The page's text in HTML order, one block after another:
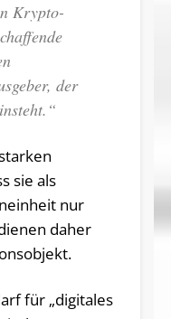
Krypto-
der
sie als
nur
daher
für „digitales